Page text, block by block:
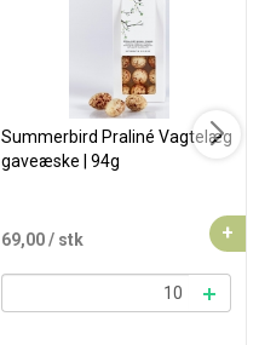
Summerbird Praliné Vagtelæg
gaveæske | 94g
69,00/ stk +